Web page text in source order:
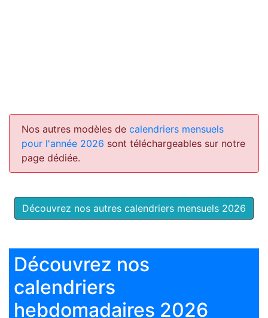
Nos autres modèles de calendriers mensuels
pour l'année 2026 sont téléchargeables sur notre
page dédiée.
Découvrez nos autres calendriers mensuels 2026
Découvrez nos
calendriers
hebdomadaires 2026